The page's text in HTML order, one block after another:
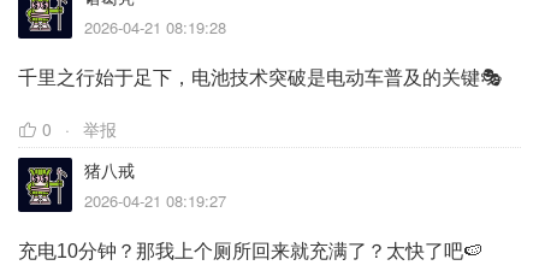
2026-04-21 08:19:28
千里之行始于足下，电池技术突破是电动车普及的关键🎭
0
举报
猪八戒
2026-04-21 08:19:27
充电10分钟？那我上个厕所回来就充满了？太快了吧🍉